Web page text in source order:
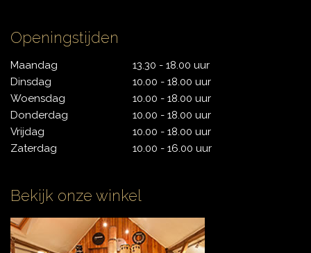
Openingstijden
Maandag
Dinsdag
Woensdag
Donderdag
Vrijdag
Zaterdag
13.30 - 18.00 uur
10.00 - 18.00 uur
10.00 - 18.00 uur
10.00 - 18.00 uur
10.00 - 18.00 uur
10.00 - 16.00 uur
Bekijk onze winkel